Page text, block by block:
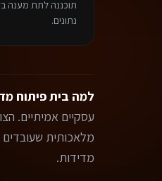
תוכננה לתת מענה
נתונים.
למה בית פיתוח
מלאכותית שעובדים
מדידות.